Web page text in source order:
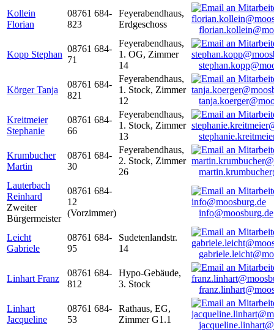
Kollein
Florian
08761 684-
823
Feyerabendhaus,
Erdgeschoss
Kopp Stephan
08761 684-
71
Feyerabendhaus,
1. OG, Zimmer
14
Körger Tanja
08761 684-
821
Feyerabendhaus,
1. Stock, Zimmer
12
Kreitmeier
Stephanie
08761 684-
66
Feyerabendhaus,
1. Stock, Zimmer
13
Krumbucher
Martin
08761 684-
30
Feyerabendhaus,
2. Stock, Zimmer
26
Lauterbach
Reinhard
Zweiter
Bürgermeister
08761 684-
12
(Vorzimmer)
info@moosburg.de
Leicht
Gabriele
08761 684-
95
Sudetenlandstr.
14
Linhart Franz
08761 684-
812
Hypo-Gebäude,
3. Stock
Linhart
Jacqueline
08761 684-
53
Rathaus, EG,
Zimmer G1.1